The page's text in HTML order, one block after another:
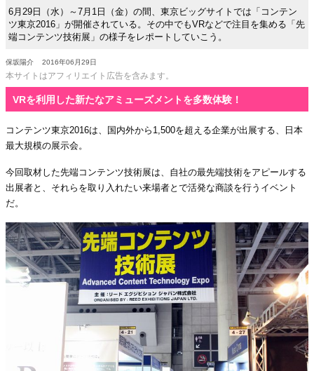
6月29日（水）～7月1日（金）の間、東京ビッグサイトでは「コンテン
ツ東京2016」が開催されている。その中でもVRなどで注目を集める「先
端コンテンツ技術展」の様子をレポートしていこう。
保坂陽介 2016年06月29日
本サイトはアフィリエイト広告を含みます。
VRを利用した新たなアミューズメントを多数体験！
コンテンツ東京2016は、国内外から1,500を超える企業が出展する、日本
最大規模の展示会。
今回取材した先端コンテンツ技術展は、自社の最先端技術をアピールする
出展者と、それらを取り入れたい来場者とで活発な商談を行うイベント
だ。